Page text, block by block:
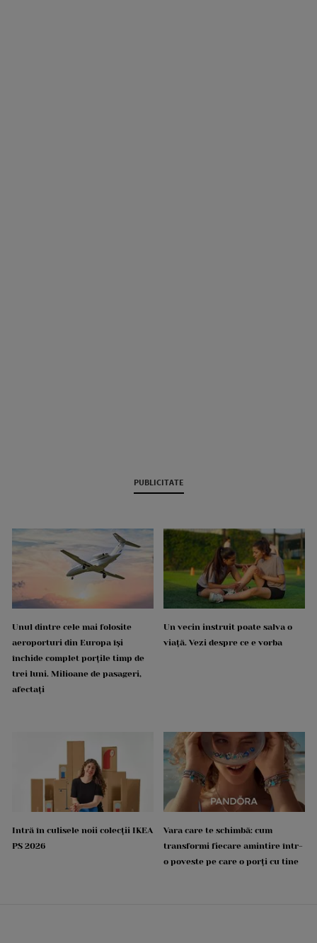
PUBLICITATE
Unul dintre cele mai folosite
aeroporturi din Europa își
închide complet porțile timp de
trei luni. Milioane de pasageri,
afectați
Un vecin instruit poate salva o
viață. Vezi despre ce e vorba
Intră în culisele noii colecții IKEA
PS 2026
Vara care te schimbă: cum
transformi fiecare amintire într-
o poveste pe care o porți cu tine